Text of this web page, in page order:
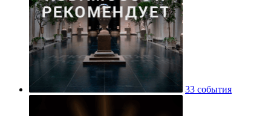
33 события